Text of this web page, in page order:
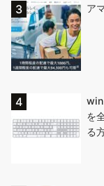
ア
を
る